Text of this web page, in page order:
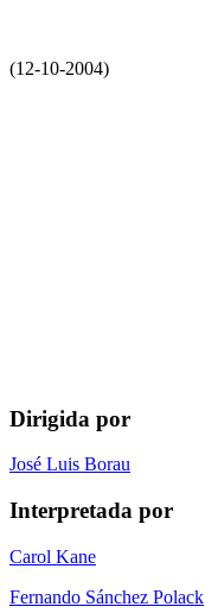
(12-10-2004)
Dirigida por
José Luis Borau
Interpretada por
Carol Kane
Fernando Sánchez Polack